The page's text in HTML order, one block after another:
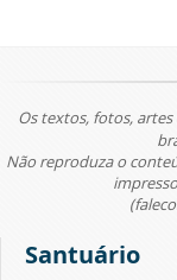
Os textos, fotos,
Não reproduza o
Santuário